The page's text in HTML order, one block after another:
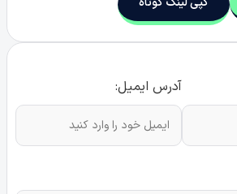
آدرس ایمیل: